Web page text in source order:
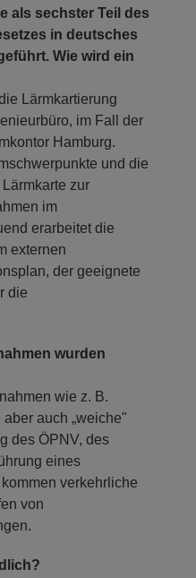
als sechster Teil des
in deutsches
Wie wird ein
Lärmkartierung
im Fall der
Hamburg.
und die
zur
im
erarbeitet die
externen
der geeignete
die
wurden
wie z. B.
auch „weiche"
des ÖPNV, des
eines
verkehrliche
von